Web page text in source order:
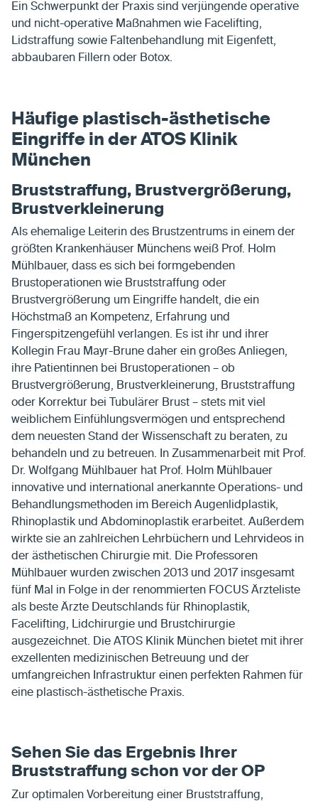
Ein Schwerpunkt der Praxis sind verjüngende operative
und nicht-operative Maßnahmen wie Facelifting,
Lidstraffung sowie Faltenbehandlung mit Eigenfett,
abbaubaren Fillern oder Botox.
Häufige plastisch-ästhetische
Eingriffe in der ATOS Klinik
München
Bruststraffung, Brustvergrößerung,
Brustverkleinerung
Als ehemalige Leiterin des Brustzentrums in einem der
größten Krankenhäuser Münchens weiß Prof. Holm
Mühlbauer, dass es sich bei formgebenden
Brustoperationen wie Bruststraffung oder
Brustvergrößerung um Eingriffe handelt, die ein
Höchstmaß an Kompetenz, Erfahrung und
Fingerspitzengefühl verlangen. Es ist ihr und ihrer
Kollegin Frau Mayr-Brune daher ein großes Anliegen,
ihre Patientinnen bei Brustoperationen – ob
Brustvergrößerung, Brustverkleinerung, Bruststraffung
oder Korrektur bei Tubulärer Brust – stets mit viel
weiblichem Einfühlungsvermögen und entsprechend
dem neuesten Stand der Wissenschaft zu beraten, zu
behandeln und zu betreuen. In Zusammenarbeit mit Prof.
Dr. Wolfgang Mühlbauer hat Prof. Holm Mühlbauer
innovative und international anerkannte Operations- und
Behandlungsmethoden im Bereich Augenlidplastik,
Rhinoplastik und Abdominoplastik erarbeitet. Außerdem
wirkte sie an zahlreichen Lehrbüchern und Lehrvideos in
der ästhetischen Chirurgie mit. Die Professoren
Mühlbauer wurden zwischen 2013 und 2017 insgesamt
fünf Mal in Folge in der renommierten FOCUS Ärzteliste
als beste Ärzte Deutschlands für Rhinoplastik,
Facelifting, Lidchirurgie und Brustchirurgie
ausgezeichnet. Die ATOS Klinik München bietet mit ihrer
exzellenten medizinischen Betreuung und der
umfangreichen Infrastruktur einen perfekten Rahmen für
eine plastisch-ästhetische Praxis.
Sehen Sie das Ergebnis Ihrer
Bruststraffung schon vor der OP
Zur optimalen Vorbereitung einer Bruststraffung,